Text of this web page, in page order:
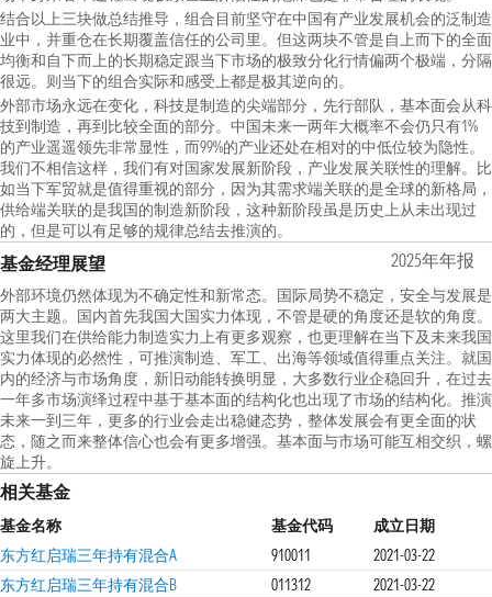
结合以上三块做总结推导，组合目前坚守在中国有产业发展机会的泛制造
业中，并重仓在长期覆盖信任的公司里。但这两块不管是自上而下的全面
均衡和自下而上的长期稳定跟当下市场的极致分化行情偏两个极端，分隔
很远。则当下的组合实际和感受上都是极其逆向的。
外部市场永远在变化，科技是制造的尖端部分，先行部队，基本面会从科
技到制造，再到比较全面的部分。中国未来一两年大概率不会仍只有1%
的产业遥遥领先非常显性，而99%的产业还处在相对的中低位较为隐性。
我们不相信这样，我们有对国家发展新阶段，产业发展关联性的理解。比
如当下军贸就是值得重视的部分，因为其需求端关联的是全球的新格局，
供给端关联的是我国的制造新阶段，这种新阶段虽是历史上从未出现过
的，但是可以有足够的规律总结去推演的。
基金经理展望 2025年年报
外部环境仍然体现为不确定性和新常态。国际局势不稳定，安全与发展是
两大主题。国内首先我国大国实力体现，不管是硬的角度还是软的角度。
这里我们在供给能力制造实力上有更多观察，也更理解在当下及未来我国
实力体现的必然性，可推演制造、军工、出海等领域值得重点关注。就国
内的经济与市场角度，新旧动能转换明显，大多数行业企稳回升，在过去
一年多市场演绎过程中基于基本面的结构化也出现了市场的结构化。推演
未来一到三年，更多的行业会走出稳健态势，整体发展会有更全面的状
态，随之而来整体信心也会有更多增强。基本面与市场可能互相交织，螺
旋上升。
相关基金
基金名称 基金代码
成立日期
东方红启瑞三年持有混合A
910011
2021-03-22
东方红启瑞三年持有混合B
011312 2021-03-22